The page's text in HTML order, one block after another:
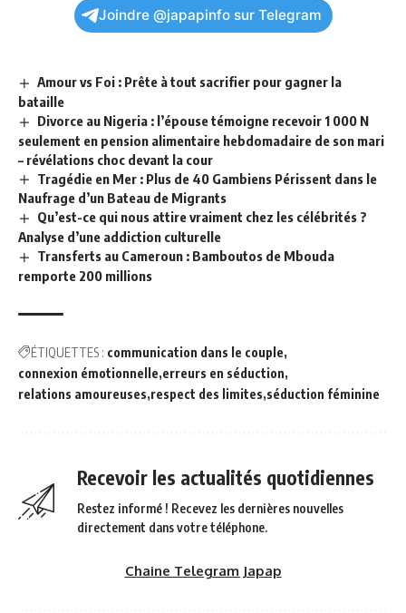
Joindre @japapinfo sur Telegram
Amour vs Foi : Prête à tout sacrifier pour gagner la
bataille
Divorce au Nigeria : l’épouse témoigne recevoir 1 000 N
seulement en pension alimentaire hebdomadaire de son mari
– révélations choc devant la cour
Tragédie en Mer : Plus de 40 Gambiens Périssent dans le
Naufrage d’un Bateau de Migrants
Qu’est-ce qui nous attire vraiment chez les célébrités ?
Analyse d’une addiction culturelle
Transferts au Cameroun : Bamboutos de Mbouda
remporte 200 millions
ÉTIQUETTES : communication dans le couple
connexion émotionnelle erreurs en séduction
relations amoureuses respect des limites séduction féminine
Recevoir les actualités quotidiennes
Restez informé ! Recevez les dernières nouvelles
directement dans votre téléphone.
Chaine Telegram Japap